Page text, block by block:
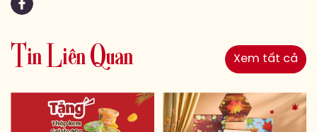
in Liên Quan Xem tất cả